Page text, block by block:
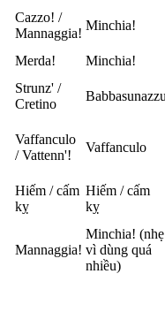
Cazzo! /
Mannaggia!
Minchia!
Merda!
Minchia!
Strunz' /
Cretino
Vaffanculo
/ Vattenn'!
Vaffanculo
Hiếm / cấm
kỵ
Hiếm / cấm
kỵ
Mannaggia!
Minchia! (nhẹ
vì dùng quá
nhiều)